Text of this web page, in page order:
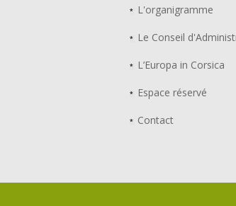
L'organigramme
Le Conseil
L’Europa in Corsica
Espace réservé
Contact